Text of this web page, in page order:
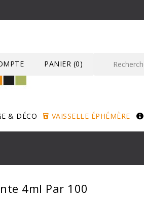
PANIER (0)
& DÉCO VAISSELLE ÉPHÉMÈRE
4ml Par 100